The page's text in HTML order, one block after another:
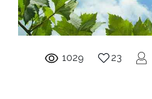
1029 23